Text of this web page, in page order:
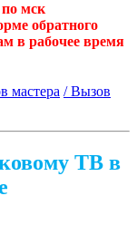
мск
обратного
в рабочее время
мастера / Вызов
ТВ в